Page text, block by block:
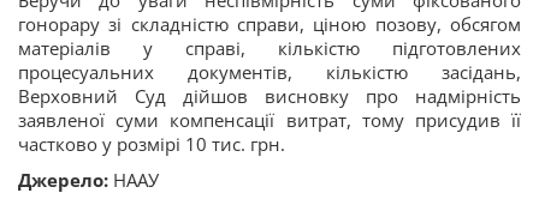
гонорару зі складністю справи, ціною позову, обсягом
матеріалів у справі, кількістю підготовлених
процесуальних документів, кількістю засідань,
Верховний Суд дійшов висновку про надмірність
заявленої суми компенсації витрат, тому присудив її
частково у розмірі 10 тис. грн.
Джерело: НААУ